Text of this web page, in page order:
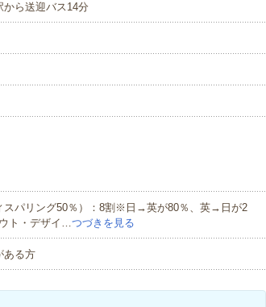
ら送迎バス14分
スパリング50％）：8割※日→英が80％、英→日が2
ト・デザイ…つづきを見る
ある方